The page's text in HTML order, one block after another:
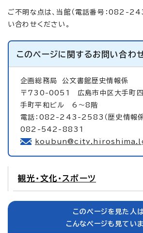
ご不明な点は、当館（電話番号：082-
い合わせください。
このページに関するお問い合わ
企画総務局公文書館歴史情報係
〒730-0051 広島市中区大手町四
手町平和ビル 6～8階
電話：082-243-2583（歴史情報係
082-542-8831
観光・文化・スポーツ
このページを見た人
こんなページも見てい